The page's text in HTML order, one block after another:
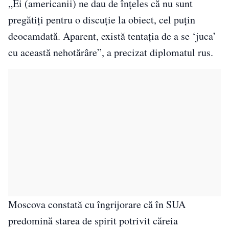
„Ei (americanii) ne dau de înţeles că nu sunt
pregătiţi pentru o discuţie la obiect, cel puţin
deocamdată. Aparent, există tentaţia de a se ‘juca’
cu această nehotărâre”⁣, a precizat diplomatul rus.
Moscova constată cu îngrijorare că în SUA
predomină starea de spirit potrivit căreia